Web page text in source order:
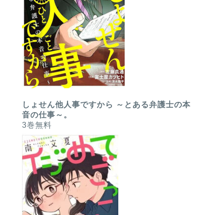
しょせん他人事ですから ～とある弁護士の本
音の仕事～。
3巻無料